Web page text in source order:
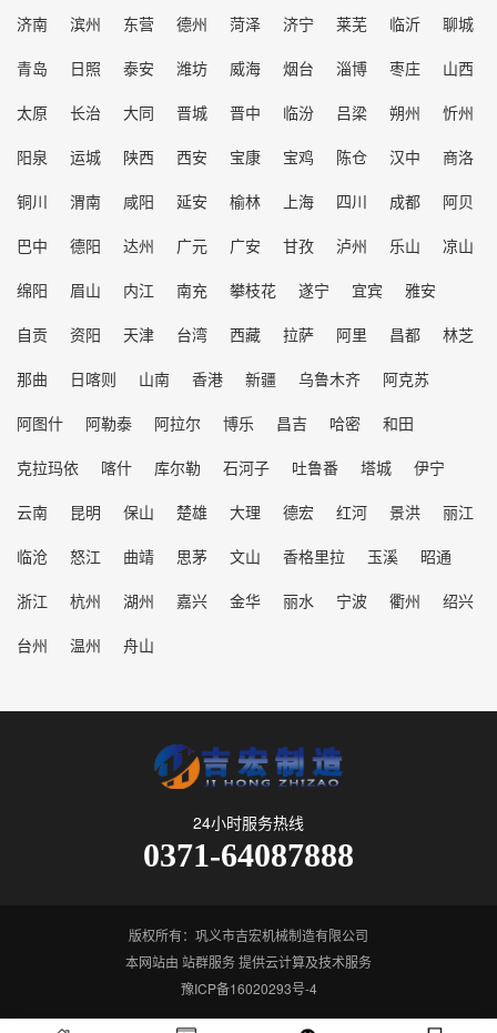
济南
滨州 东营 德州 菏泽 济宁 莱芜 临沂
聊城
青岛
日照 泰安 潍坊 威海 烟台 淄博 枣庄
山西
太原
长治 大同 晋城 晋中 临汾 吕梁 朔州
忻州
阳泉
运城 陕西 西安 宝康 宝鸡 陈仓 汉中
商洛
铜川
渭南 咸阳 延安 榆林 上海 四川 成都
阿贝
巴中
德阳 达州 广元 广安 甘孜 泸州 乐山
凉山
绵阳
眉山 内江 南充 攀枝花 遂宁 宜宾
雅安
自贡
资阳 天津 台湾 西藏 拉萨 阿里 昌都
林芝
那曲
日喀则 山南 香港 新疆 乌鲁木齐
阿克苏
阿图什
阿勒泰 阿拉尔 博乐 昌吉 哈密
和田
克拉玛依
喀什 库尔勒 石河子 吐鲁番 塔城
伊宁
云南
昆明 保山 楚雄 大理 德宏 红河 景洪
丽江
临沧
怒江 曲靖 思茅 文山 香格里拉 玉溪
昭通
浙江
杭州 湖州 嘉兴 金华 丽水 宁波 衢州
绍兴
台州
温州 舟山
24小时服务热线
0371-64087888
版权所有：巩义市吉宏机械制造有限公司
本网站由 站群服务提供云计算及技术服务
豫ICP备16020293号-4